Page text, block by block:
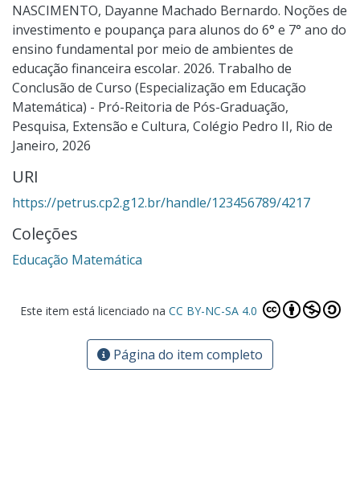
NASCIMENTO, Dayanne Machado Bernardo. Noções de
investimento e poupança para alunos do 6° e 7° ano do
ensino fundamental por meio de ambientes de
educação financeira escolar. 2026. Trabalho de
Conclusão de Curso (Especialização em Educação
Matemática) - Pró-Reitoria de Pós-Graduação,
Pesquisa, Extensão e Cultura, Colégio Pedro II, Rio de
Janeiro, 2026
URI
https://petrus.cp2.g12.br/handle/123456789/4217
Coleções
Educação Matemática
Este item está licenciado na CC BY-NC-SA 4.0
Página do item completo